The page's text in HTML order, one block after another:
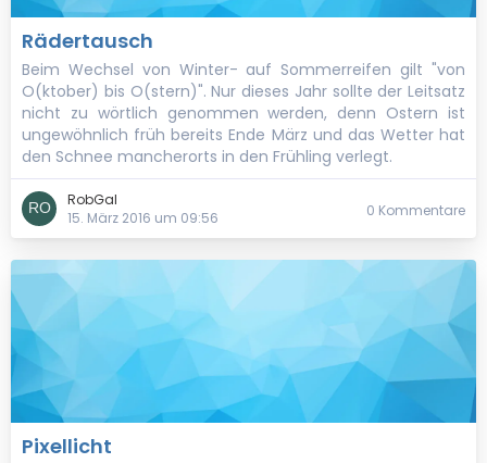
Rädertausch
Beim Wechsel von Winter- auf Sommerreifen gilt "von
O(ktober) bis O(stern)". Nur dieses Jahr sollte der Leitsatz
nicht zu wörtlich genommen werden, denn Ostern ist
ungewöhnlich früh bereits Ende März und das Wetter hat
den Schnee mancherorts in den Frühling verlegt.
RobGal
15. März 2016 um 09:56
0 Kommentare
Pixellicht